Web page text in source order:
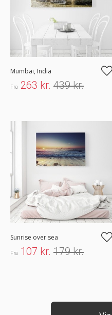
Mumbai, India
Fra 263 kr. 439 kr.
Sunrise over sea
Fra 107 kr. 179 kr.